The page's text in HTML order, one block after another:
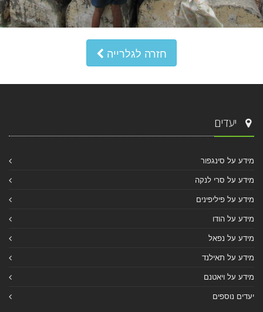
חזרה לגלרייה
יעדים
מידע על סינגפור
מידע על סרי לנקה
מידע על פיליפינים
מידע על הודו
מידע על נפאל
מידע על תאילנד
מידע על ויאטנם
יעדים נוספים